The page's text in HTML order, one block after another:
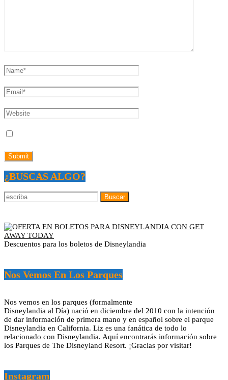
¿BUSCAS ALGO?
Descuentos para los boletos de Disneylandia
Nos Vemos En Los Parques
Nos vemos en los parques (formalmente
Disneylandia al Día) nació en diciembre del 2010 con la intención
de dar información de primera mano y en español sobre el parque
Disneylandia en California. Liz es una fanática de todo lo
relacionado con Disneylandia. Aquí encontrarás información sobre
los Parques de The Disneyland Resort. ¡Gracias por visitar!
Instagram